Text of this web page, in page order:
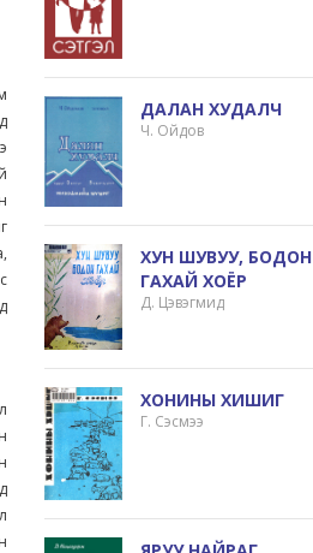
ДАЛАН ХУДАЛЧ
Ч. Ойдов
ХУН ШУВУУ, БОДОН
ГАХАЙ ХОЁР
Д. Цэвэгмид
ХОНИНЫ ХИШИГ
Г. Сэсмээ